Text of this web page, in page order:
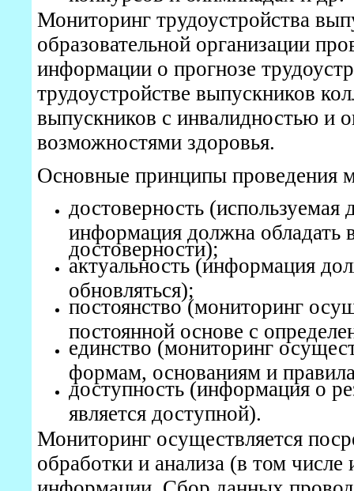
Мониторинг трудоустройства
образовательной организации
информации о прогнозе
трудоустройстве выпускников
выпускников с инвалидностью и
возможностями здоровья.
Основные принципы проведения
достоверность (используемая
информация должна обладать
достоверности);
актуальность (информация
обновляться);
постоянство (мониторинг
постоянной основе с
единство (мониторинг
формам, основаниям и
доступность (информация о
является доступной).
Мониторинг осуществляется
обработки и анализа (в том числе